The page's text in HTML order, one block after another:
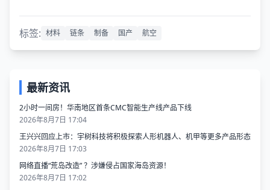
标签: 材料 链条 制备 国产 航空
最新资讯
2小时一间房！华南地区首条CMC智能生产线产品下线
2026年8月7日 17:04
王兴兴回应上市：宇树科技将积极探索人形机器人、机甲等更多产品形态
2026年8月7日 17:03
网络直播“荒岛改造” ？涉嫌侵占国家海岛资源！
2026年8月7日 17:02